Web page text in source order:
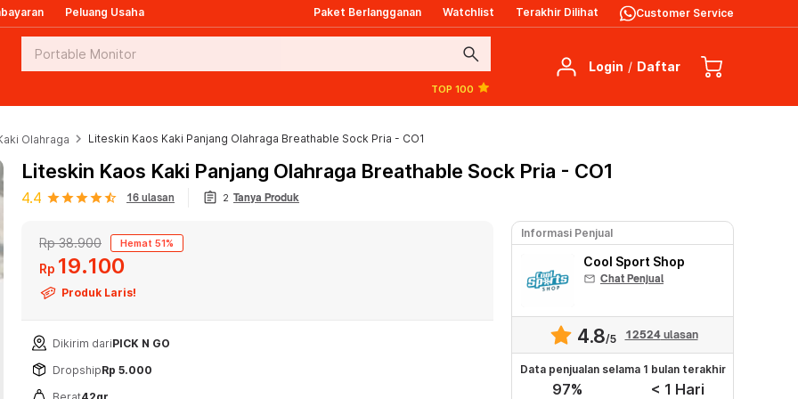
Peluang Usaha Paket Berlangganan Watchlist Terakhir Dilihat Customer Service
search
TOP 100
Login / Daftar
Olahraga keyboard_arrow_right Liteskin Kaos Kaki Panjang Olahraga Breathable Sock Pria - CO1
Liteskin Kaos Kaki Panjang Olahraga Breathable Sock Pria - CO1
4.4 starstarstarstarstar_half 16 ulasan assignment 2 Tanya Produk
Rp 38.900 Hemat 51%
Rp 19 100
Produk Laris!
Dikirim dariPICK N GO
DropshipRp 5.000
Berat42gr
Informasi Penjual
Cool Sport Shop
mail Chat Penjual
4.8/5 12524ulasan
Data penjualan selama 1 bulan terakhir
97% < 1 Hari